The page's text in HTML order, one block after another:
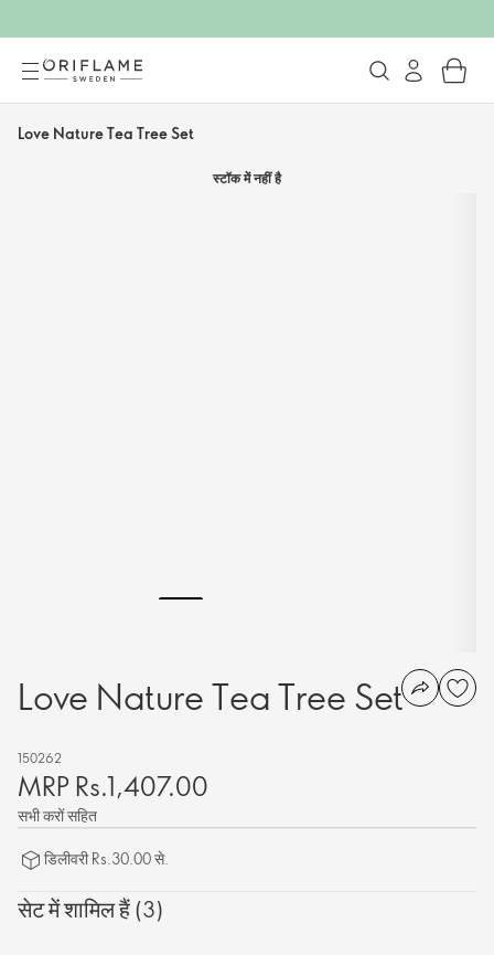
Love Nature Tea Tree Set
स्टॉक में नहीं है
Love Nature Tea Tree Set
150262
MRP Rs.1,407.00
सभी करों सहित
डिलीवरी Rs.30.00 से.
सेट में शामिल हैं (3)